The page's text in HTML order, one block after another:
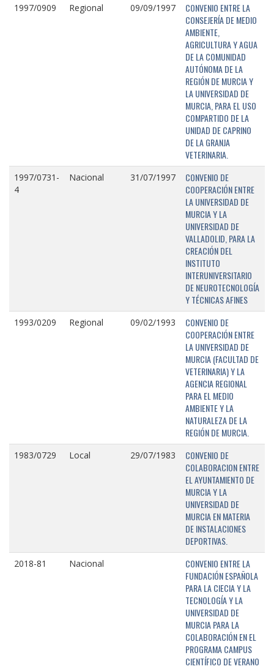
1997/0909 Regional 09/09/1997
CONVENIO ENTRE LA
CONSEJERÍA DE MEDIO
AMBIENTE,
AGRICULTURA Y AGUA
DE LA COMUNIDAD
AUTÓNOMA DE LA
REGIÓN DE MURCIA Y
LA UNIVERSIDAD DE
MURCIA, PARA EL USO
COMPARTIDO DE LA
UNIDAD DE CAPRINO
DE LA GRANJA
VETERINARIA.
1997/0731-
4
Nacional 31/07/1997
CONVENIO DE
COOPERACIÓN ENTRE
LA UNIVERSIDAD DE
MURCIA Y LA
UNIVERSIDAD DE
VALLADOLID, PARA LA
CREACIÓN DEL
INSTITUTO
INTERUNIVERSITARIO
DE NEUROTECNOLOGÍA
Y TÉCNICAS AFINES
1993/0209 Regional 09/02/1993
CONVENIO DE
COOPERACIÓN ENTRE
LA UNIVERSIDAD DE
MURCIA (FACULTAD DE
VETERINARIA) Y LA
AGENCIA REGIONAL
PARA EL MEDIO
AMBIENTE Y LA
NATURALEZA DE LA
REGIÓN DE MURCIA.
1983/0729 Local 29/07/1983
CONVENIO DE
COLABORACION ENTRE
EL AYUNTAMIENTO DE
MURCIA Y LA
UNIVERSIDAD DE
MURCIA EN MATERIA
DE INSTALACIONES
DEPORTIVAS.
2018-81 Nacional
CONVENIO ENTRE LA
FUNDACIÓN ESPAÑOLA
PARA LA CIECIA Y LA
TECNOLOGÍA Y LA
UNIVERSIDAD DE
MURCIA PARA LA
COLABORACIÓN EN EL
PROGRAMA CAMPUS
CIENTÍFICO DE VERANO